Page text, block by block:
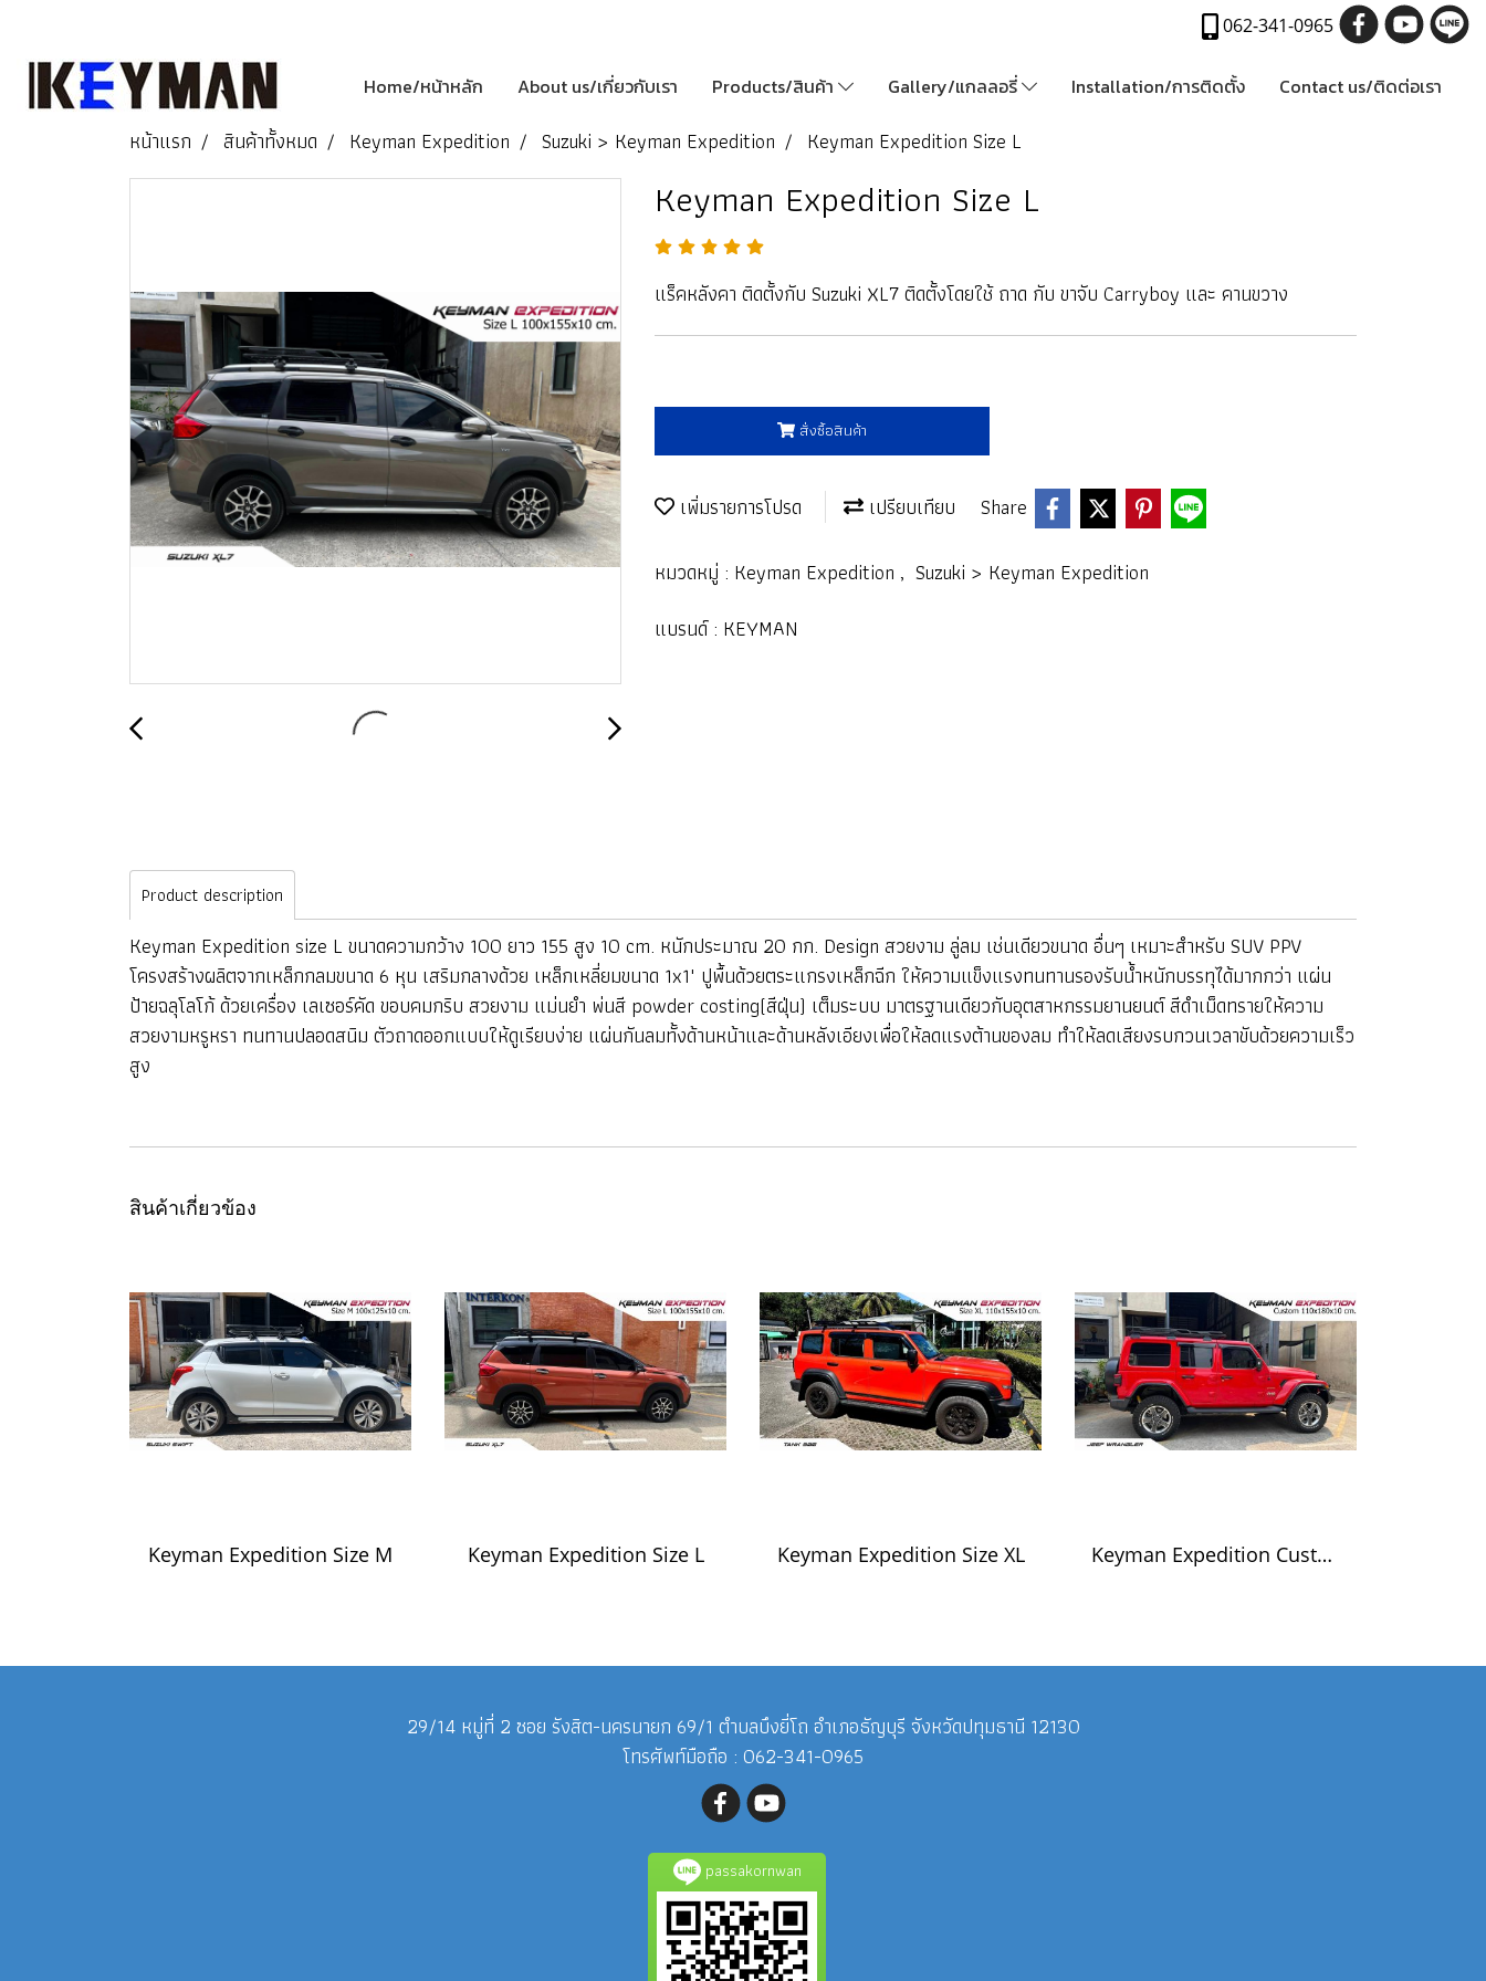
062-341-0965
Home/หน้าหลัก About us/เกี่ยวกับเรา Products/สินค้า Gallery/แกลลอรี่ Installation/การติดตั้ง Contact us/ติดต่อเรา
หน้าแรก สินค้าทั้งหมด Keyman Expedition Suzuki > Keyman Expedition Keyman Expedition Size L
Keyman Expedition Size L
แร็คหลังคา ติดตั้งกับ Suzuki XL7 ติดตั้งโดยใช้ ถาด กับ ขาจับ Carryboy และ คานขวาง
สั่งซื้อสินค้า
เพิ่มรายการโปรด เปรียบเทียบ Share
หมวดหมู่ : Keyman Expedition , Suzuki > Keyman Expedition
แบรนด์ : KEYMAN
Product description
Keyman Expedition size L ขนาดความกว้าง 100 ยาว 155 สูง 10 cm. หนักประมาณ 20 กก. Design สวยงาม ลู่ลม เช่นเดียวขนาด อื่นๆ เหมาะสำหรับ SUV PPV
โครงสร้างผลิตจากเหล็กกลมขนาด 6 หุน เสริมกลางด้วย เหล็กเหลี่ยมขนาด 1x1" ปูพื้นด้วยตระแกรงเหล็กฉีก ให้ความแข็งแรงทนทานรองรับน้ำหนักบรรทุได้มากกว่า แผ่น
ป้ายฉลุโลโก้ ด้วยเครื่อง เลเซอร์คัด ขอบคมกริบ สวยงาม แม่นยำ พ่นสี powder costing(สีฝุ่น) เต็มระบบ มาตรฐานเดียวกับอุตสาหกรรมยานยนต์ สีดำเม็ดทรายให้ความ
สวยงามหรูหรา ทนทานปลอดสนิม ตัวถาดออกแบบให้ดูเรียบง่าย แผ่นกันลมทั้งด้านหน้าและด้านหลังเอียงเพื่อให้ลดแรงต้านของลม ทำให้ลดเสียงรบกวนเวลาขับด้วยความเร็ว
สูง
สินค้าเกี่ยวข้อง
Keyman Expedition Size M Keyman Expedition Size L Keyman Expedition Size XL Keyman Expedition Custom
29/14 หมู่ที่ 2 ซอย รังสิต-นครนายก 69/1 ตำบลบึงยี่โถ อำเภอธัญบุรี จังหวัดปทุมธานี 12130
โทรศัพท์มือถือ : 062-341-0965
passakornwan